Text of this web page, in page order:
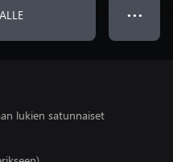
● ● ●
lukien satunnaiset